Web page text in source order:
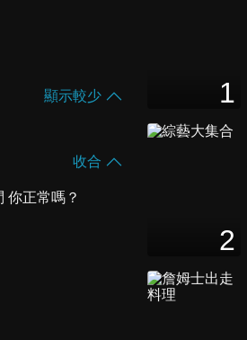
顯示較少
收合
1
2